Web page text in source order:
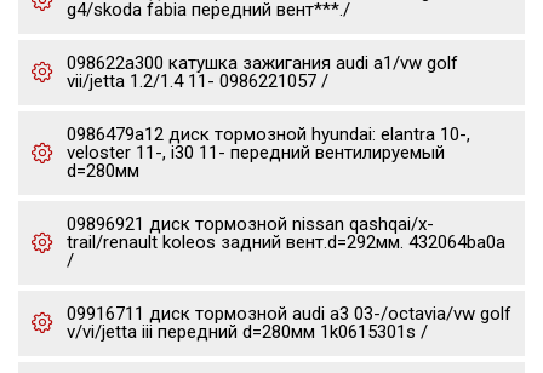
g4/skoda fabia передний вент***./
098622a300 катушка зажигания audi a1/vw golf
vii/jetta 1.2/1.4 11- 0986221057 /
0986479a12 диск тормозной hyundai: elantra 10-,
veloster 11-, i30 11- передний вентилируемый
d=280мм
09896921 диск тормозной nissan qashqai/x-
trail/renault koleos задний вент.d=292мм. 432064ba0a
/
09916711 диск тормозной audi a3 03-/octavia/vw golf
v/vi/jetta iii передний d=280мм 1k0615301s /